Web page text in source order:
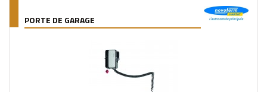
PORTE DE GARAGE